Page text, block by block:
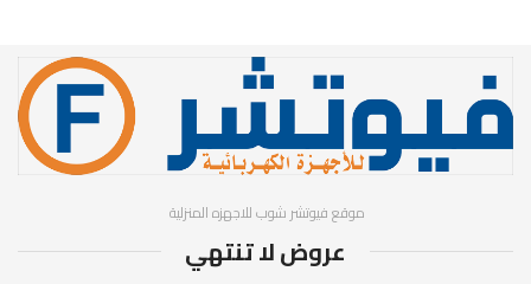
نوفروست
شاشة ديجيتال:
لا السعة: 168 لتر
عدد الأدراج: 5 درج
الأبعاد:
575x540x1457
موقع فيوتشر شوب للاجهزه المنزلية
عروض لا تنتهي